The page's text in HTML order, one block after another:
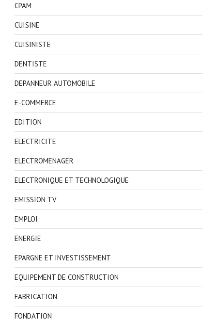
CPAM
CUISINE
CUISINISTE
DENTISTE
DEPANNEUR AUTOMOBILE
E-COMMERCE
EDITION
ELECTRICITE
ELECTROMENAGER
ELECTRONIQUE ET TECHNOLOGIQUE
EMISSION TV
EMPLOI
ENERGIE
EPARGNE ET INVESTISSEMENT
EQUIPEMENT DE CONSTRUCTION
FABRICATION
FONDATION